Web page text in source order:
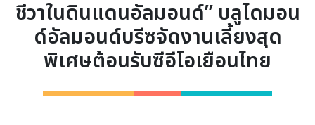
ชีวาในดินแดนอัลมอนด์” บลูไดมอน
ด์อัลมอนด์บรีซจัดงานเลี้ยงสุด
พิเศษต้อนรับซีอีโอเยือนไทย